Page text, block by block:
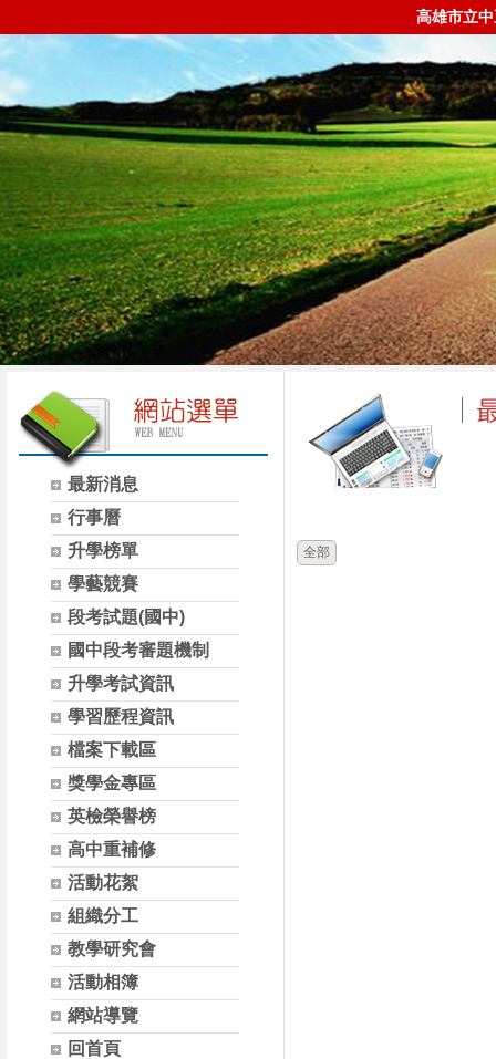
高雄市立
最新消息
行事曆
升學榜單
學藝競賽
段考試題(國中)
國中段考審題機制
升學考試資訊
學習歷程資訊
檔案下載區
獎學金專區
英檢榮譽榜
高中重補修
活動花絮
組織分工
教學研究會
活動相簿
網站導覽
回首頁
全部